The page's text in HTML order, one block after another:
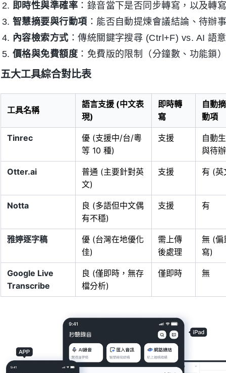
即時性與準確率 ：錄音當下是否同步轉寫，以及轉
智慧摘要與行動項 ：能否自動提煉會議結論、待辦
內容檢索方式：傳統關鍵字搜尋 (Ctrl+F) vs. AI 語
價格與免費額度 ：免費版的限制（分鐘數、功能鎖
五大工具綜合對比表
工具名稱
語言支援 (中文表
現)
即時轉
寫
自動
動項
Tinrec
優 (支援中/台/粵
等 10 種)
支援
自動
與待辦
Otter.ai
普通 (主要針對英
文)
支援 有 (英
Notta
良 (多語但中文偶
有不穩)
支援 有
雅婷逐字稿
優 (台灣在地優化
佳)
需上傳
後處理
無 (偏
寫)
Google Live
Transcribe
良 (僅即時，無存
檔分析)
僅即時 無